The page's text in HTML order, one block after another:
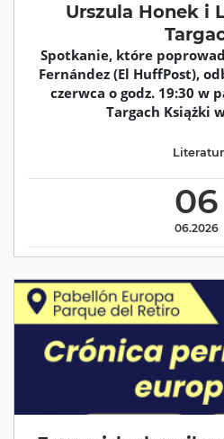
Urszula Honek i
Spotkanie, które
Fernández (El HuffPost),
czerwca o godz. 19:30 w
Targach Książki
06
06.2026